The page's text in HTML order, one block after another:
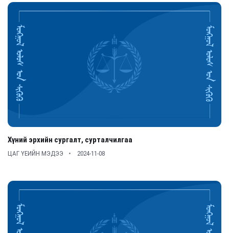
Хүний эрхийн сургалт, сурталчилгаа
ЦАГ ҮЕИЙН МЭДЭЭ 2024-11-08